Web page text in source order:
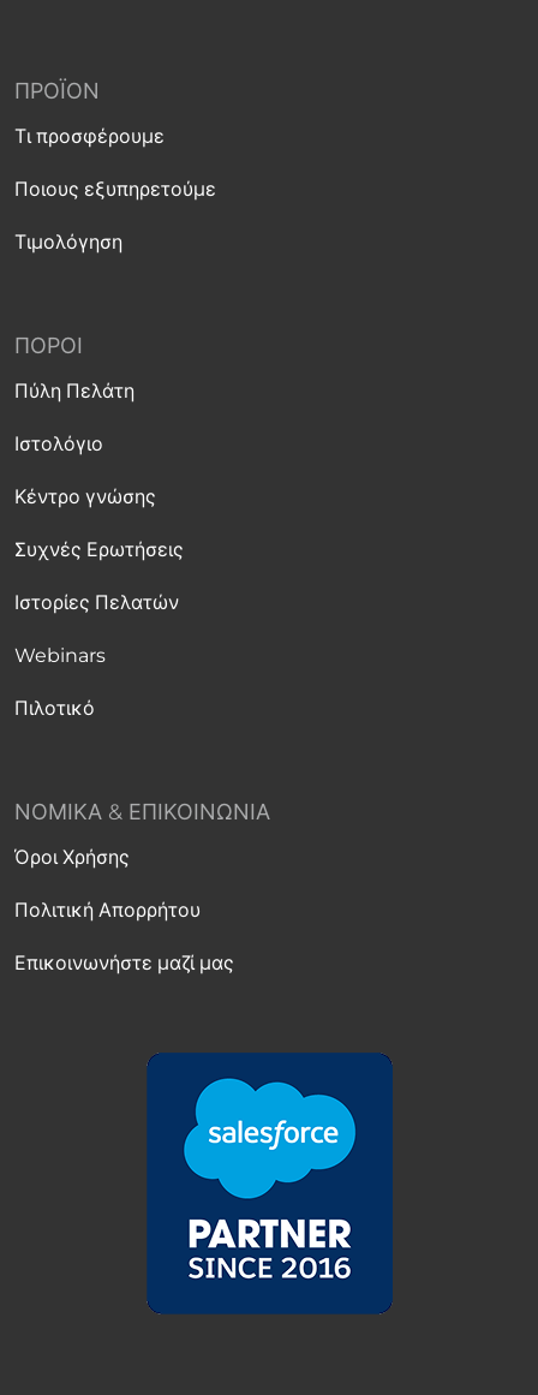
ΠΡΟΪΌΝ
Τι προσφέρουμε
Ποιους εξυπηρετούμε
Τιμολόγηση
ΠΌΡΟΙ
Πύλη Πελάτη
Ιστολόγιο
Κέντρο γνώσης
Συχνές Ερωτήσεις
Ιστορίες Πελατών
Webinars
Πιλοτικό
ΝΟΜΙΚΆ & ΕΠΙΚΟΙΝΩΝΊΑ
Όροι Χρήσης
Πολιτική Απορρήτου
Επικοινωνήστε μαζί μας